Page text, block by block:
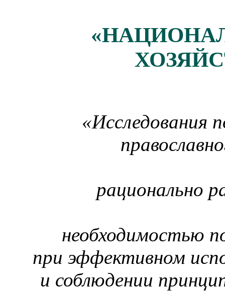
«Исследования
рационально
необходимостью
при эффективном
и соблюдении